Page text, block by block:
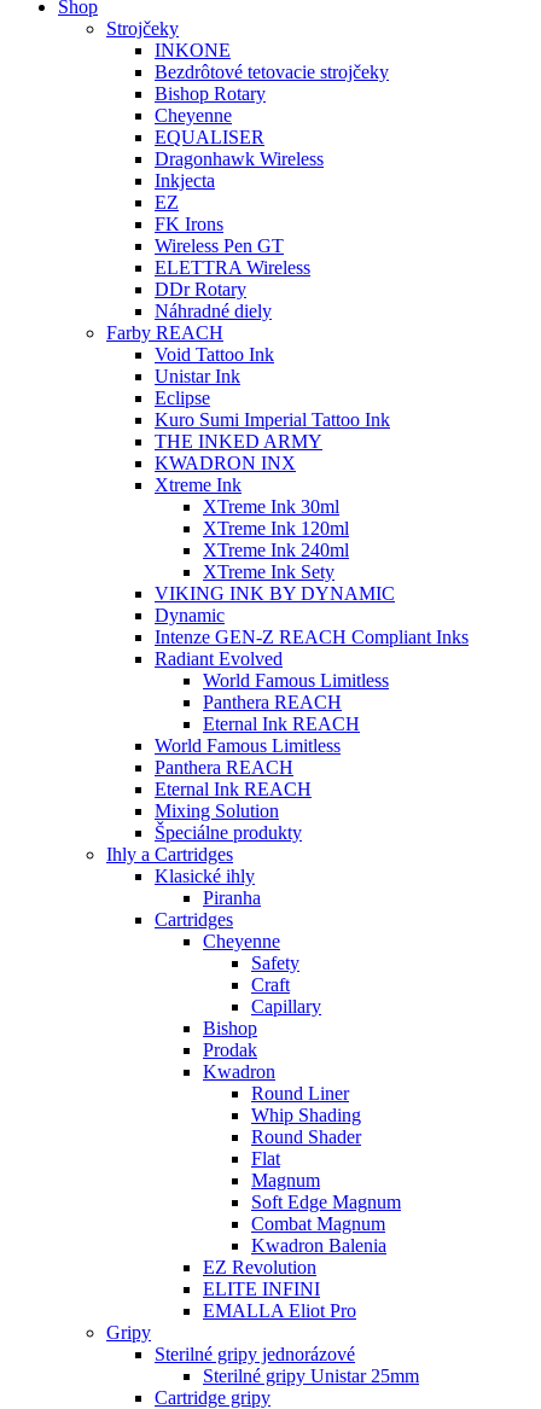
Shop
Strojčeky
INKONE
Bezdrôtové tetovacie strojčeky
Bishop Rotary
Cheyenne
EQUALISER
Dragonhawk Wireless
Inkjecta
EZ
FK Irons
Wireless Pen GT
ELETTRA Wireless
DDr Rotary
Náhradné diely
Farby REACH
Void Tattoo Ink
Unistar Ink
Eclipse
Kuro Sumi Imperial Tattoo Ink
THE INKED ARMY
KWADRON INX
Xtreme Ink
XTreme Ink 30ml
XTreme Ink 120ml
XTreme Ink 240ml
XTreme Ink Sety
VIKING INK BY DYNAMIC
Dynamic
Intenze GEN-Z REACH Compliant Inks
Radiant Evolved
World Famous Limitless
Panthera REACH
Eternal Ink REACH
World Famous Limitless
Panthera REACH
Eternal Ink REACH
Mixing Solution
Špeciálne produkty
Ihly a Cartridges
Klasické ihly
Piranha
Cartridges
Cheyenne
Safety
Craft
Capillary
Bishop
Prodak
Kwadron
Round Liner
Whip Shading
Round Shader
Flat
Magnum
Soft Edge Magnum
Combat Magnum
Kwadron Balenia
EZ Revolution
ELITE INFINI
EMALLA Eliot Pro
Gripy
Sterilné gripy jednorázové
Sterilné gripy Unistar 25mm
Cartridge gripy